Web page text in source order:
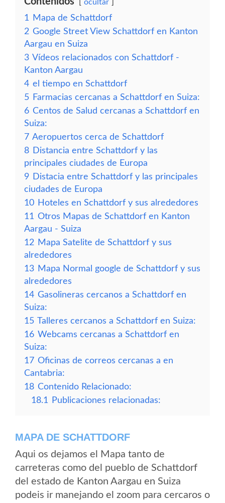
ocultar
1
Mapa de Schattdorf
2 Google Street View Schattdorf en Kanton
Aargau en Suiza
3 Vídeos relacionados con Schattdorf -
Kanton Aargau
4 el tiempo en Schattdorf
5 Farmacias cercanas a Schattdorf en Suiza:
6 Centos de Salud cercanas a Schattdorf en
Suiza:
7 Aeropuertos cerca de Schattdorf
8 Distancia entre Schattdorf y las
principales ciudades de Europa
9 Distacia entre Schattdorf y las principales
ciudades de Europa
10 Hoteles en Schattdorf y sus alrededores
11 Otros Mapas de Schattdorf en Kanton
Aargau - Suiza
12 Mapa Satelite de Schattdorf y sus
alrededores
13 Mapa Normal google de Schattdorf y sus
alrededores
14 Gasolineras cercanos a Schattdorf en
Suiza:
15 Talleres cercanos a Schattdorf en Suiza:
16 Webcams cercanas a Schattdorf en
Suiza:
17 Oficinas de correos cercanas a en
Cantabria:
18 Contenido Relacionado:
18.1
Publicaciones relacionadas:
MAPA DE SCHATTDORF
Aqui os dejamos el Mapa tanto de
carreteras como del pueblo de Schattdorf
del estado de Kanton Aargau en Suiza
podeis ir manejando el zoom para cercaros o